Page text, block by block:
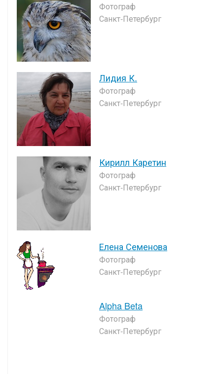
Фотограф
Санкт-Петербург
Лидия К.
Фотограф
Санкт-Петербург
Кирилл Каретин
Фотограф
Санкт-Петербург
Елена Семенова
Фотограф
Санкт-Петербург
Alpha Beta
Фотограф
Санкт-Петербург